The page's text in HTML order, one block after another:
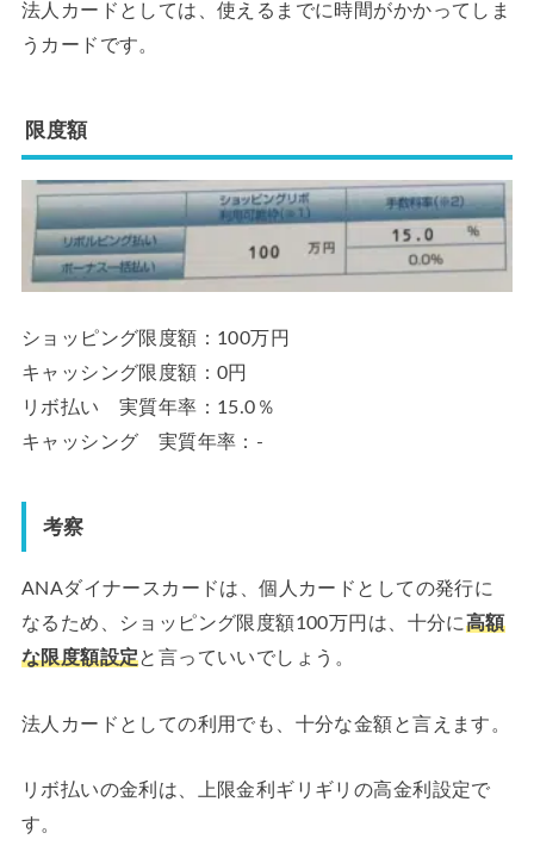
法人カードとしては、使えるまでに時間がかかってしま
うカードです。
限度額
ショッピング限度額：100万円
キャッシング限度額：0円
リボ払い 実質年率：15.0％
キャッシング 実質年率：-
考察
ANAダイナースカードは、個人カードとしての発行に
なるため、ショッピング限度額100万円は、十分に高額
な限度額設定と言っていいでしょう。
法人カードとしての利用でも、十分な金額と言えます。
リボ払いの金利は、上限金利ギリギリの高金利設定で
す。